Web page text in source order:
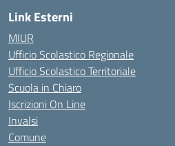
Link Esterni
MIUR
Ufficio Scolastico Regionale
Ufficio Scolastico Territoriale
Scuola in Chiaro
Iscrizioni On Line
Invalsi
Comune